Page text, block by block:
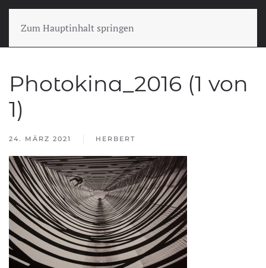
Zum Hauptinhalt springen
Photokina_2016 (1 von
1)
24. MÄRZ 2021 HERBERT